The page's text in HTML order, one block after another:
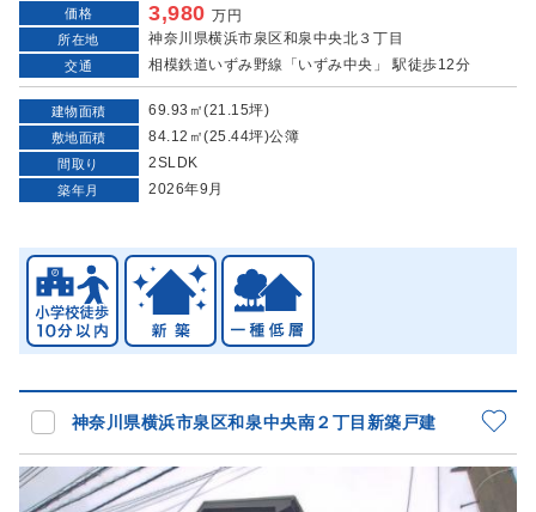
価格 3,980万円
所在地 神奈川県横浜市泉区和泉中央北３丁目
交通 相模鉄道いずみ野線「いずみ中央」 駅徒歩12分
建物面積 69.93㎡(21.15坪)
敷地面積 84.12㎡(25.44坪)公簿
間取り 2SLDK
築年月 2026年9月
神奈川県横浜市泉区和泉中央南２丁目新築戸建